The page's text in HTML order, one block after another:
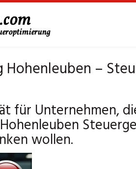
–
für Unternehmen,
wollen.